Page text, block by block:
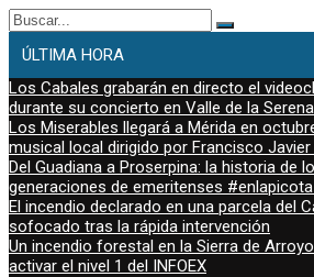
Buscar:
ÚLTIMA HORA
Los Cabales grabarán en directo el
durante su concierto en Valle de la Serena
Los Miserables llegará a Mérida en
musical local dirigido por Francisco
Del Guadiana a Proserpina: la historia de
generaciones de emeritenses
El incendio declarado en una parcela del
sofocado tras la rápida intervención
Un incendio forestal en la Sierra de
activar el nivel 1 del INFOEX